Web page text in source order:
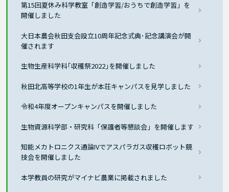
第15回夏休み科学教室「創造学習/おうちで創造学習」を
開催しました
大日本農会秋田支会設立10周年記念式典･記念講演会が開
催されます
生物生産科学科｢収穫祭2022｣を開催しました
秋田北高等学校の1年生が本荘キャンパスを見学しました
令和4年度オープンキャンパスを開催しました
生物資源科学部・研究科「保護者等懇談会」を開催します
知能メカトロニクス通論IVでアスパラガス収穫ロボット競
技会を開催しました
本学教員の研究がマイナビ農業に掲載されました